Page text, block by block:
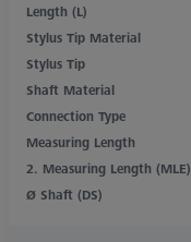
Length (L)
Stylus Tip Material
Stylus Tip
Shaft Material
Connection Type
Measuring Length
2. Measuring Length (MLE)
Ø Shaft (DS)